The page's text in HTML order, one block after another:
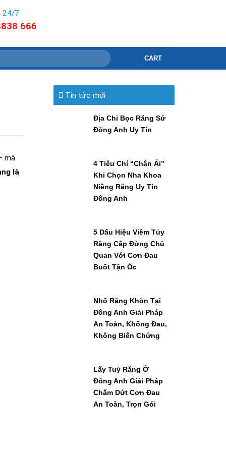
24/7
666
CART
mà
là
Tin tức mới
Địa Chỉ Bọc Răng Sứ
Đông Anh Uy Tín
4 Tiêu Chí “Chân Ái”
Khi Chọn Nha Khoa
Niềng Răng Uy Tín
Đông Anh
5 Dấu Hiệu Viêm Tủy
Răng Cấp Đừng Chủ
Quan Với Cơn Đau
Buốt Tận Óc
Nhổ Răng Khôn Tại
Đông Anh Giải Pháp
An Toàn, Không Đau,
Không Biến Chứng
Lấy Tuỷ Răng Ở
Đông Anh Giải Pháp
Chấm Dứt Cơn Đau
An Toàn, Trọn Gói